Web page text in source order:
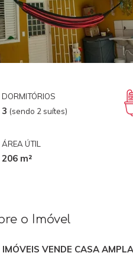
DORMITÓRIOS
3 (sendo 2 suítes)
ÁREA ÚTIL
206 m²
o Imóvel
VENDE CASA